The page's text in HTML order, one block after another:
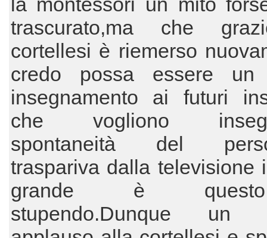
trascurato,ma che
cortellesi è riemerso
credo possa essere un
insegnamento ai futuri
che vogliono
spontaneità del
traspariva dalla televisione
grande è
stupendo.Dunque un